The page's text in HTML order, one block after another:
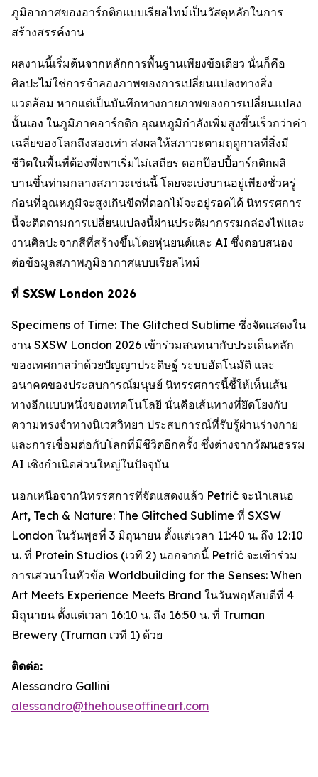
ภูมิอากาศของอาร์กติกแบบเรียลไทม์เป็นวัสดุหลักในการ
สร้างสรรค์งาน
ผลงานนี้เริ่มต้นจากหลักการพื้นฐานเพียงข้อเดียว นั่นก็คือ
ศิลปะไม่ใช่การจำลองภาพของการเปลี่ยนแปลงทางสิ่ง
แวดล้อม หากแต่เป็นบันทึกทางกายภาพของการเปลี่ยนแปลง
นั้นเอง ในภูมิภาคอาร์กติก อุณหภูมิกำลังเพิ่มสูงขึ้นเร็วกว่าค่า
เฉลี่ยของโลกถึงสองเท่า ส่งผลให้สภาวะตามฤดูกาลที่สิ่งมี
ชีวิตในพื้นที่ต้องพึ่งพาเริ่มไม่เสถียร ดอกป๊อปปี้อาร์กติกผลิ
บานขึ้นท่ามกลางสภาวะเช่นนี้ โดยจะเบ่งบานอยู่เพียงชั่วครู่
ก่อนที่อุณหภูมิจะสูงเกินขีดที่ดอกไม้จะอยู่รอดได้ นิทรรศการ
นี้จะติดตามการเปลี่ยนแปลงนี้ผ่านประติมากรรมกล่องไฟและ
งานศิลปะจากสีที่สร้างขึ้นโดยหุ่นยนต์และ AI ซึ่งตอบสนอง
ต่อข้อมูลสภาพภูมิอากาศแบบเรียลไทม์
ที่ SXSW London 2026
Specimens of Time: The Glitched Sublime ซึ่งจัดแสดงใน
งาน SXSW London 2026 เข้าร่วมสนทนากับประเด็นหลัก
ของเทศกาลว่าด้วยปัญญาประดิษฐ์ ระบบอัตโนมัติ และ
อนาคตของประสบการณ์มนุษย์ นิทรรศการนี้ชี้ให้เห็นเส้น
ทางอีกแบบหนึ่งของเทคโนโลยี นั่นคือเส้นทางที่ยึดโยงกับ
ความทรงจำทางนิเวศวิทยา ประสบการณ์ที่รับรู้ผ่านร่างกาย
และการเชื่อมต่อกับโลกที่มีชีวิตอีกครั้ง ซึ่งต่างจากวัฒนธรรม
AI เชิงกำเนิดส่วนใหญ่ในปัจจุบัน
นอกเหนือจากนิทรรศการที่จัดแสดงแล้ว Petrić จะนำเสนอ
Art, Tech & Nature: The Glitched Sublime ที่ SXSW
London ในวันพุธที่ 3 มิถุนายน ตั้งแต่เวลา 11:40 น. ถึง 12:10
น. ที่ Protein Studios (เวที 2) นอกจากนี้ Petrić จะเข้าร่วม
การเสวนาในหัวข้อ Worldbuilding for the Senses: When
Art Meets Experience Meets Brand ในวันพฤหัสบดีที่ 4
มิถุนายน ตั้งแต่เวลา 16:10 น. ถึง 16:50 น. ที่ Truman
Brewery (Truman เวที 1) ด้วย
ติดต่อ:
Alessandro Gallini
alessandro@thehouseoffineart.com